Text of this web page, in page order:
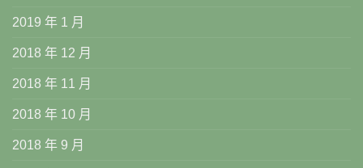
2019 年 1 月
2018 年 12 月
2018 年 11 月
2018 年 10 月
2018 年 9 月